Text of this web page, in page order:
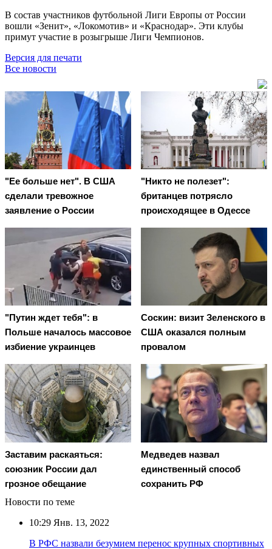
В состав участников футбольной Лиги Европы от России
вошли «Зенит», «Локомотив» и «Краснодар». Эти клубы
примут участие в розыгрыше Лиги Чемпионов.
Версия для печати
Все новости
"Ее больше нет". В США
сделали тревожное
заявление о России
"Никто не полезет":
британцев потрясло
происходящее в Одессе
"Путин ждет тебя": в
Польше началось массовое
избиение украинцев
Соскин: визит Зеленского в
США оказался полным
провалом
Заставим раскаяться:
союзник России дал
грозное обещание
Медведев назвал
единственный способ
сохранить РФ
Новости по теме
10:29 Янв. 13, 2022
В РФС назвали безумием перенос крупных спортивных